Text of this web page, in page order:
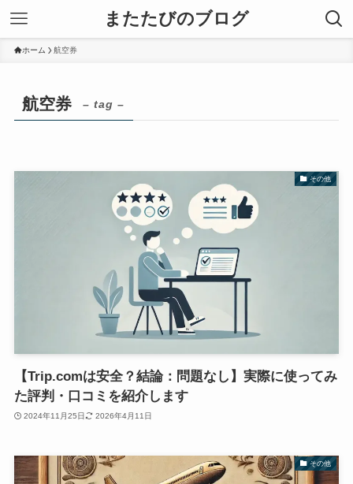
またたびのブログ
ホーム 航空券
航空券 – tag –
その他
【Trip.comは安全？結論：問題なし】実際に使ってみ
た評判・口コミを紹介します
2024年11月25日 2026年4月11日
その他